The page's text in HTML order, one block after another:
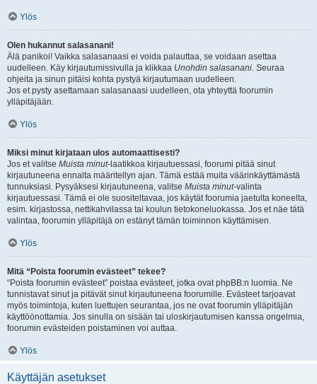
Ylös
Olen hukannut salasanani!
Älä panikoi! Vaikka salasanaasi ei voida palauttaa, se voidaan asettaa
uudelleen. Käy kirjautumissivulla ja klikkaa Unohdin salasanani. Seuraa
ohjeita ja sinun pitäisi kohta pystyä kirjautumaan uudelleen.
Jos et pysty asettamaan salasanaasi uudelleen, ota yhteyttä foorumin
ylläpitäjään.
Ylös
Miksi minut kirjataan ulos automaattisesti?
Jos et valitse Muista minut-laatikkoa kirjautuessasi, foorumi pitää sinut
kirjautuneena ennalta määritellyn ajan. Tämä estää muita väärinkäyttämästä
tunnuksiasi. Pysyäksesi kirjautuneena, valitse Muista minut-valinta
kirjautuessasi. Tämä ei ole suositeltavaa, jos käytät foorumia jaetulta koneelta,
esim. kirjastossa, nettikahvilassa tai koulun tietokoneluokassa. Jos et näe tätä
valintaa, foorumin ylläpitäjä on estänyt tämän toiminnon käyttämisen.
Ylös
Mitä “Poista foorumin evästeet” tekee?
“Poista foorumin evästeet” poistaa evästeet, jotka ovat phpBB:n luomia. Ne
tunnistavat sinut ja pitävät sinut kirjautuneena foorumille. Evästeet tarjoavat
myös toimintoja, kuten luettujen seurantaa, jos ne ovat foorumin ylläpitäjän
käyttöönottamia. Jos sinulla on sisään tai uloskirjautumisen kanssa ongelmia,
foorumin evästeiden poistaminen voi auttaa.
Ylös
Käyttäjän asetukset